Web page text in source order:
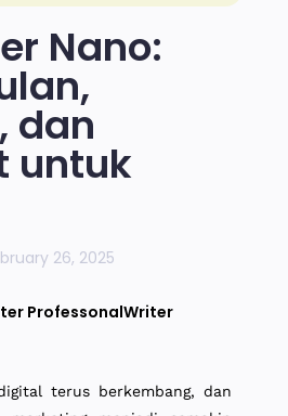
Nano:
dan
untuk
26, 2025
ProfessonalWriter
terus berkembang, dan